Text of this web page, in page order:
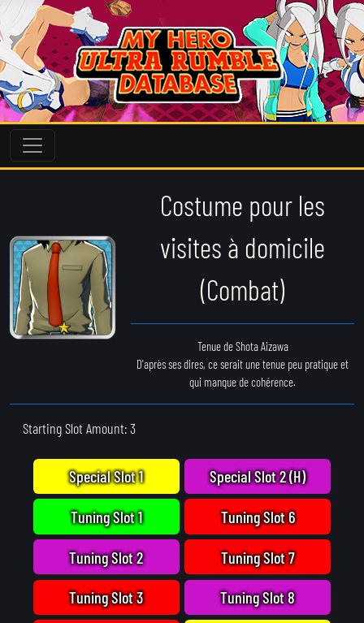
Costume pour les
visites à domicile
(Combat)
Tenue de Shota Aizawa
D'après ses dires, ce serait une tenue peu pratique et
qui manque de cohérence.
Starting Slot Amount: 3
Special Slot 1
Tuning Slot 1
Tuning Slot 2
Tuning Slot 3
Special Slot 2 (H)
Tuning Slot 6
Tuning Slot 7
Tuning Slot 8